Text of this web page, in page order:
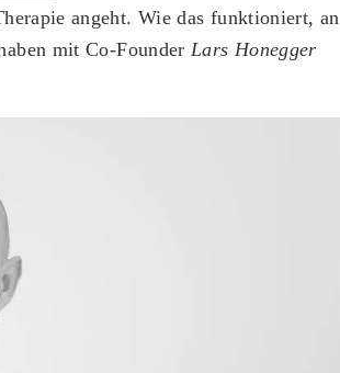
angeht. Wie das funktioniert, an
mit Co-FounderLars Honegger